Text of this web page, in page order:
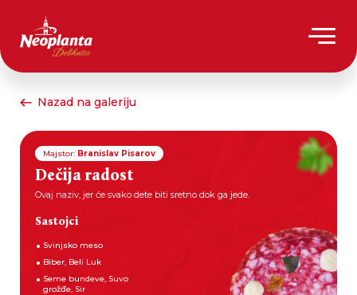
Nazad na galeriju
Majstor: Branislav Pisarov
Dečija radost
Ovaj naziv, jer će svako dete biti sretno dok ga jede.
Sastojci
Svinjsko meso
Biber, Beli Luk
Seme bundeve, Suvo
grožđe, Sir